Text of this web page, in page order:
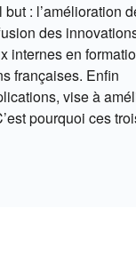
: l’amélioration
des
internes en
françaises. Enfin
vise à
pourquoi ces